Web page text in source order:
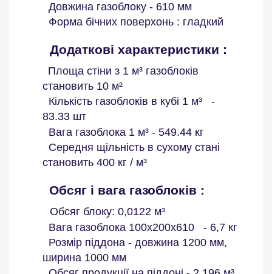
Довжина газоблоку - 610 мм
Форма бічних поверхонь : гладкий
Додаткові характеристики :
Площа стіни з 1 м³ газоблоків
становить 10 м²
Кількість газоблоків в кубі 1 м³ -
83.33 шт
Вага газоблока 1 м³ - 549.44 кг
Середня щільність в сухому стані
становить 400 кг / м³
Обсяг і вага газоблоків :
Обсяг блоку: 0,0122 м³
Вага газоблока 100х200х610 - 6,7 кг
Розмір піддона - довжина 1200 мм,
ширина 1000 мм